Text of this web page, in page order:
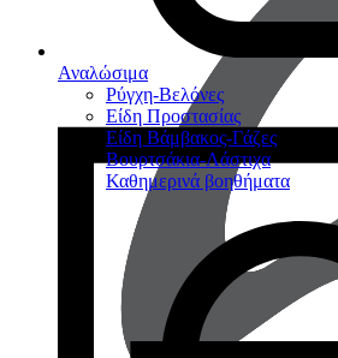
Αναλώσιμα
Ρύγχη-Βελόνες
Είδη Προστασίας
Είδη Βάμβακος-Γάζες
Βουρτσάκια-Λάστιχα
Καθημερινά βοηθήματα